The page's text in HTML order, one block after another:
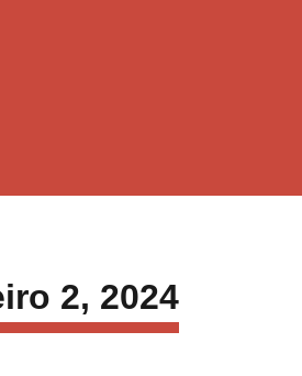
2, 2024